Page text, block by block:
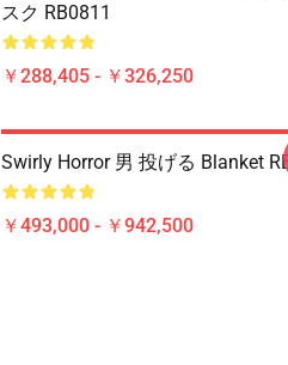
スク RB0811
￥288,405 - ￥326,250
Swirly Horror 男 投げる Blanket
￥493,000 - ￥942,500